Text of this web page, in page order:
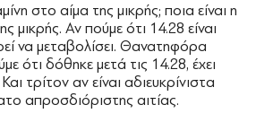
στο αίμα της μικρής; ποια είναι η
Αν πούμε ότι 14.28 είναι
να μεταβολίσει. Θανατηφόρα
ότι δόθηκε μετά τις 14.28, έχει
τρίτον αν είναι αδιευκρίνιστα
απροσδιόριστης αιτίας.